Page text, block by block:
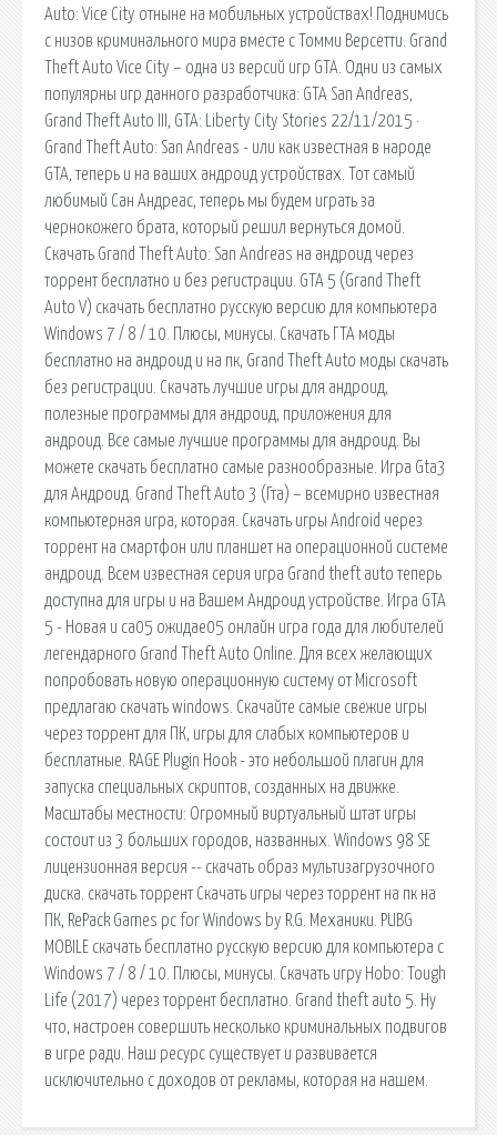
Auto: Vice City отныне на мобильных устройствах! Поднимись
с низов криминального мира вместе с Томми Версетти. Grand
Theft Auto Vice City – одна из версий игр GTA. Одни из самых
популярны игр данного разработчика: GTA San Andreas,
Grand Theft Auto III, GTA: Liberty City Stories 22/11/2015 ·
Grand Theft Auto: San Andreas - или как известная в народе
GTA, теперь и на ваших андроид устройствах. Тот самый
любимый Сан Андреас, теперь мы будем играть за
чернокожего брата, который решил вернуться домой.
Скачать Grand Theft Auto: San Andreas на андроид через
торрент бесплатно и без регистрации. GTA 5 (Grand Theft
Auto V) скачать бесплатно русскую версию для компьютера
Windows 7 / 8 / 10. Плюсы, минусы. Скачать ГТА моды
бесплатно на андроид и на пк, Grand Theft Auto моды скачать
без регистрации. Скачать лучшие игры для андроид,
полезные программы для андроид, приложения для
андроид. Все самые лучшие программы для андроид. Вы
можете скачать бесплатно самые разнообразные. Игра Gta3
для Андроид. Grand Theft Auto 3 (Гта) – всемирно известная
компьютерная игра, которая. Cкачать игры Android через
торрент на смартфон или планшет на операционной системе
андроид. Всем известная серия игра Grand theft auto теперь
доступна для игры и на Вашем Андроид устройстве. Игра GTA
5 - Новая и са05 ожидае05 онлайн игра года для любителей
легендарного Grand Theft Auto Online. Для всех желающих
попробовать новую операционную систему от Microsoft
предлагаю скачать windows. Скачайте самые свежие игры
через торрент для ПК, игры для слабых компьютеров и
бесплатные. RAGE Plugin Hook - это небольшой плагин для
запуска специальных скриптов, созданных на движке.
Масштабы местности: Огромный виртуальный штат игры
состоит из 3 больших городов, названных. Windows 98 SE
лицензионная версия -- скачать образ мультизагрузочного
диска. скачать торрент Скачать игры через торрент на пк на
ПК, RePack Games pc for Windows by R.G. Механики. PUBG
MOBILE скачать бесплатно русскую версию для компьютера с
Windows 7 / 8 / 10. Плюсы, минусы. Скачать игру Hobo: Tough
Life (2017) через торрент бесплатно. Grand theft auto 5. Ну
что, настроен совершить несколько криминальных подвигов
в игре ради. Наш ресурс существует и развивается
исключительно с доходов от рекламы, которая на нашем.